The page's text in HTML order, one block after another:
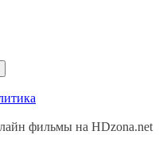
фильмы на HDzona.net